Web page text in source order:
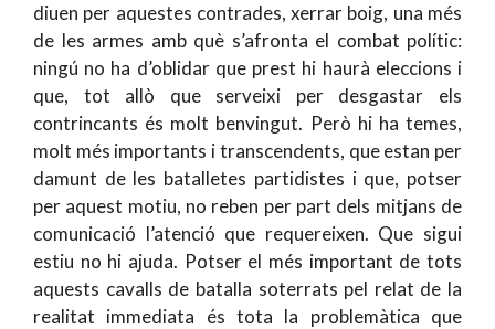
diuen per aquestes contrades, xerrar boig, una més
de les armes amb què s’afronta el combat polític:
ningú no ha d’oblidar que prest hi haurà eleccions i
que, tot allò que serveixi per desgastar els
contrincants és molt benvingut. Però hi ha temes,
molt més importants i transcendents, que estan per
damunt de les batalletes partidistes i que, potser
per aquest motiu, no reben per part dels mitjans de
comunicació l’atenció que requereixen. Que sigui
estiu no hi ajuda. Potser el més important de tots
aquests cavalls de batalla soterrats pel relat de la
realitat immediata és tota la problemàtica que